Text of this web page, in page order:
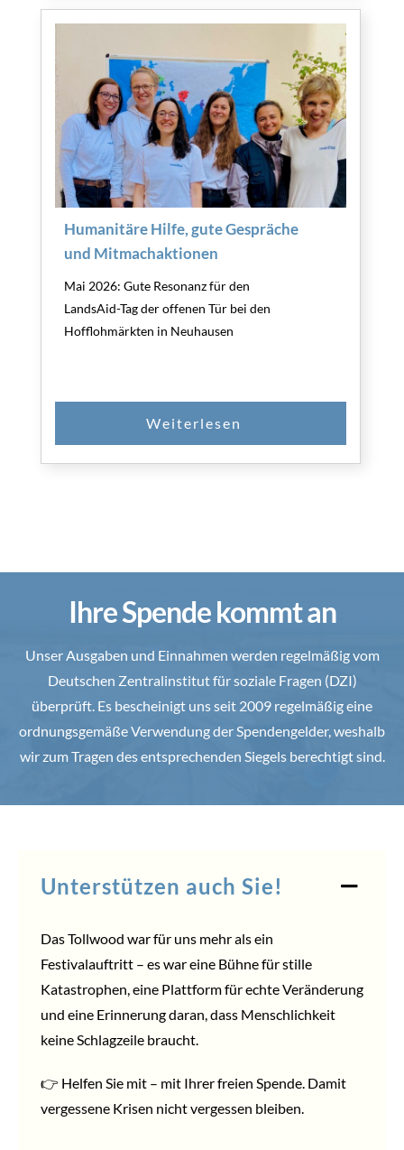
Humanitäre Hilfe, gute Gespräche
und Mitmachaktionen
Mai 2026: Gute Resonanz für den
LandsAid-Tag der offenen Tür bei den
Hofflohmärkten in Neuhausen
Ihre Spende kommt an
Unser Ausgaben und Einnahmen werden regelmäßig vom
Deutschen Zentralinstitut für soziale Fragen (DZI)
überprüft. Es bescheinigt uns seit 2009 regelmäßig eine
ordnungsgemäße Verwendung der Spendengelder, weshalb
wir zum Tragen des entsprechenden Siegels berechtigt sind.
Unterstützen auch Sie!
Das Tollwood war für uns mehr als ein
Festivalauftritt – es war eine Bühne für stille
Katastrophen, eine Plattform für echte Veränderung
und eine Erinnerung daran, dass Menschlichkeit
keine Schlagzeile braucht.
👉 Helfen Sie mit – mit Ihrerfreien Spende. Damit
vergessene Krisen nicht vergessen bleiben.